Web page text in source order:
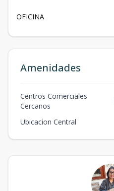
OFICINA
Amenidades
Centros Comerciales
Cercanos
Ubicacion Central